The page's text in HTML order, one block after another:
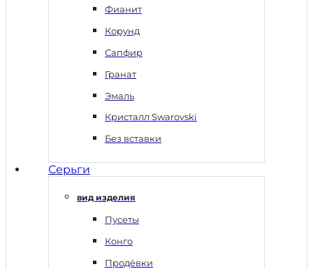
Фианит
Корунд
Сапфир
Гранат
Эмаль
Кристалл Swarovski
Без вставки
Серьги
вид изделия
Пусеты
Конго
Продёвки